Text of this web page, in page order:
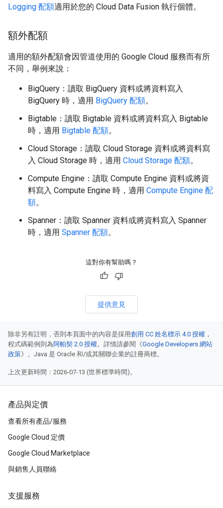
Logging 配額適用於您的 Cloud Data Fusion 執行個體。
額外配額
適用的額外配額會因管道使用的 Google Cloud 服務而有所
不同，舉例來說：
BigQuery：讀取 BigQuery 資料或將資料寫入
BigQuery 時，適用 BigQuery 配額。
Bigtable：讀取 Bigtable 資料或將資料寫入 Bigtable
時，適用 Bigtable 配額。
Cloud Storage：讀取 Cloud Storage 資料或將資料寫
入 Cloud Storage 時，適用 Cloud Storage 配額。
Compute Engine：讀取 Compute Engine 資料或將資
料寫入 Compute Engine 時，適用 Compute Engine 配
額。
Spanner：讀取 Spanner 資料或將資料寫入 Spanner
時，適用 Spanner 配額。
這對你有幫助嗎？
提供意見
除非另有註明，否則本頁面中的內容是採用創用 CC 姓名標示 4.0 授權 ，
程式碼範例則為阿帕契 2.0 授權。詳情請參閱《Google Developers 網站
政策》。Java 是 Oracle 和/或其關聯企業的註冊商標。
上次更新時間：2026-07-13 (世界標準時間)。
產品與定價
查看所有產品/服務
Google Cloud 定價
Google Cloud Marketplace
與銷售人員聯絡
支援服務